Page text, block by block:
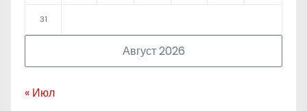
Август 2026
31
« Июл